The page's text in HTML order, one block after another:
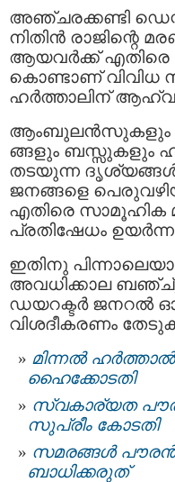
അഞ്ചരക്കണ്ടി
നിതിൻ രാജിന്റെ
ആയവർക്ക് എതിരെ
കൊണ്ടാണ് വിവിധ
ഹർത്താലിന്
ആംബുലൻസുകളും
ങ്ങളും ബസ്സുകളും
തടയുന്ന
ജനങ്ങളെ
എതിരെ സാമൂഹിക
പ്രതിഷേധം
ഇതിനു
അവധിക്കാല
ഡയറക്ടര്‍ ജനറല്‍
വിശദീകരണം
മിന്നല്‍
ഹൈക്കോടതി
സ്വകാര്യത
സുപ്രീം കോടതി
സമരങ്ങൾ
ബാധിക്കരുത്‌